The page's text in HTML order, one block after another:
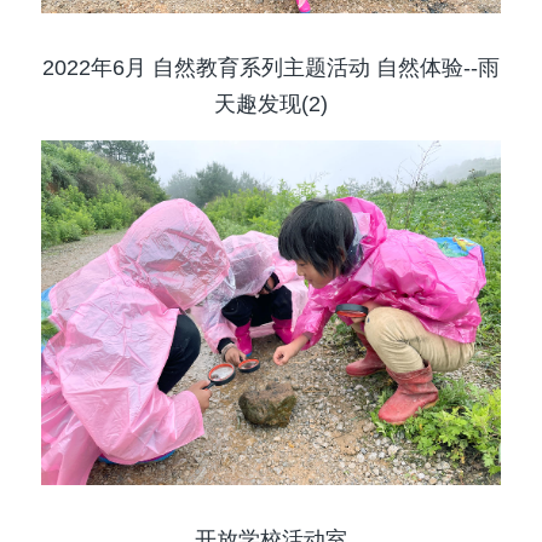
2022年6月 自然教育系列主题活动 自然体验--雨
天趣发现(2)